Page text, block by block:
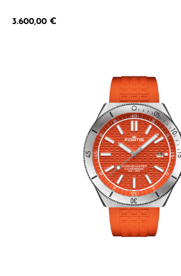
Regulärer Preis:
3.600,00 €